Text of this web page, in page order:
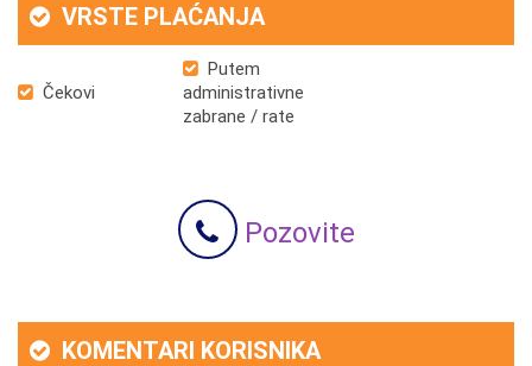
VRSTE PLAĆANJA
Čekovi
Putem
administrativne
zabrane / rate
Pozovite
KOMENTARI KORISNIKA